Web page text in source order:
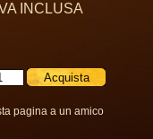
INCLUSA
pagina a un amico